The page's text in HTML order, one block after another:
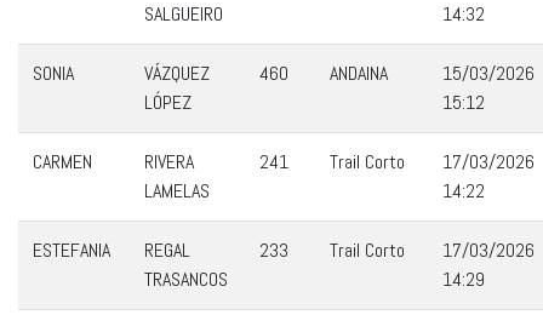
SALGUEIRO
14:32
SONIA
VÁZQUEZ
LÓPEZ
460 ANDAINA
15/03/2026
15:12
CARMEN
RIVERA
LAMELAS
241 Trail Corto
17/03/2026
14:22
ESTEFANIA
REGAL
TRASANCOS
233 Trail Corto
17/03/2026
14:29